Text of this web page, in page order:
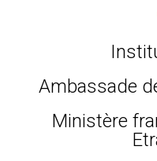
Ambassade
Ministère